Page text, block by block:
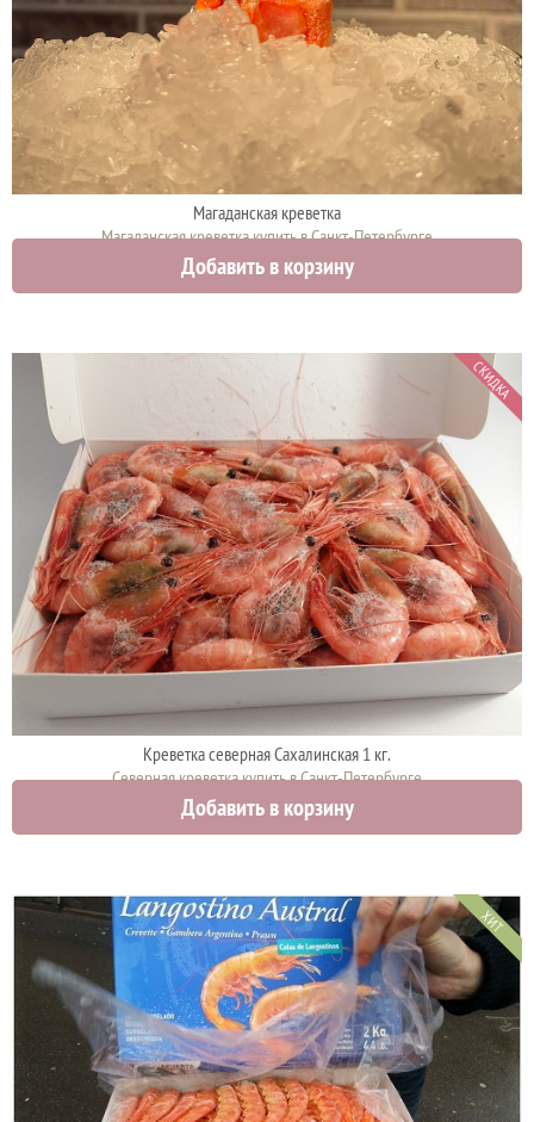
Магаданская креветка
Магаданская креветка купить в Санкт-Петербурге
3200 руб.
Добавить в корзину
СКИДКА
Креветка северная Сахалинская 1 кг.
Северная креветка купить в Санкт-Петербурге
2500 руб. 2200 руб.
Добавить в корзину
ХИТ